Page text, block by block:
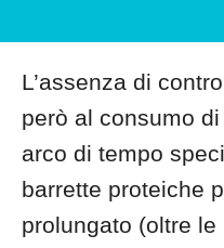
L’assenza di
però al consumo
arco di tempo
barrette proteiche
prolungato (oltre